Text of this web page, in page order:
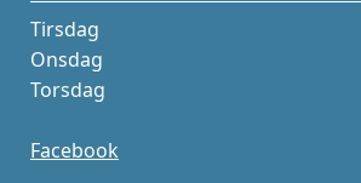
Tirsdag
Onsdag
Torsdag
Facebook